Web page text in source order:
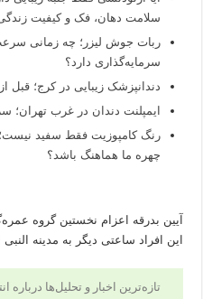
سلامت دهان، فک و کیفیت
ربات جوش لیزر؛ چه زمانی
سرمایه‌گذاری دارد؟
دندانپزشک زیبایی در کرج؛ قبل
ایمپلنت دندان در غرب تهران؛
رنگ کامپوزیت فقط سفید نیست؛
چهره ما هماهنگ باشد؟
آیین بدرقه اعزام نخستین گروه
این افراد ساعتی دیگر به مدینه
تازه‌ترین اخبار و تحلیل‌ها درباره